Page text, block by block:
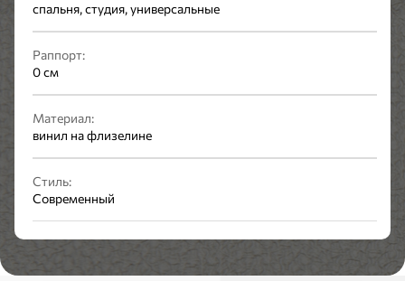
спальня, студия, универсальные
Раппорт:
0 см
Материал:
винил на флизелине
Стиль:
Современный